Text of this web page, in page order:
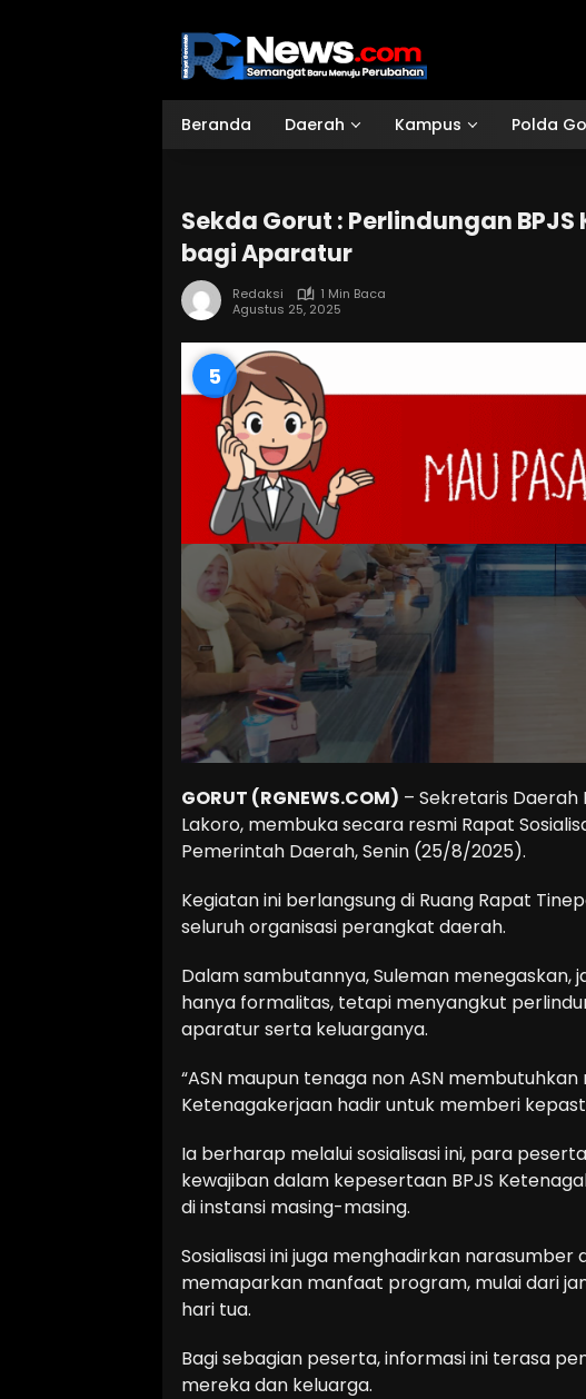
Beranda Daerah Kampus Polda
Sekda Gorut : Perlindungan
bagi Aparatur
Redaksi
1 Min Baca
Agustus 25, 2025
4
GORUT (RGNEWS.COM) – Sekretaris
Lakoro, membuka secara resmi Rapat
Pemerintah Daerah, Senin (25/8/2025).
Kegiatan ini berlangsung di Ruang Rapat
seluruh organisasi perangkat daerah.
Dalam sambutannya, Suleman menegaskan,
hanya formalitas, tetapi menyangkut
aparatur serta keluarganya.
“ASN maupun tenaga non ASN
Ketenagakerjaan hadir untuk memberi
Ia berharap melalui sosialisasi ini, para
kewajiban dalam kepesertaan BPJS
di instansi masing-masing.
Sosialisasi ini juga menghadirkan narasumber
memaparkan manfaat program, mulai dari
hari tua.
Bagi sebagian peserta, informasi ini terasa
mereka dan keluarga.